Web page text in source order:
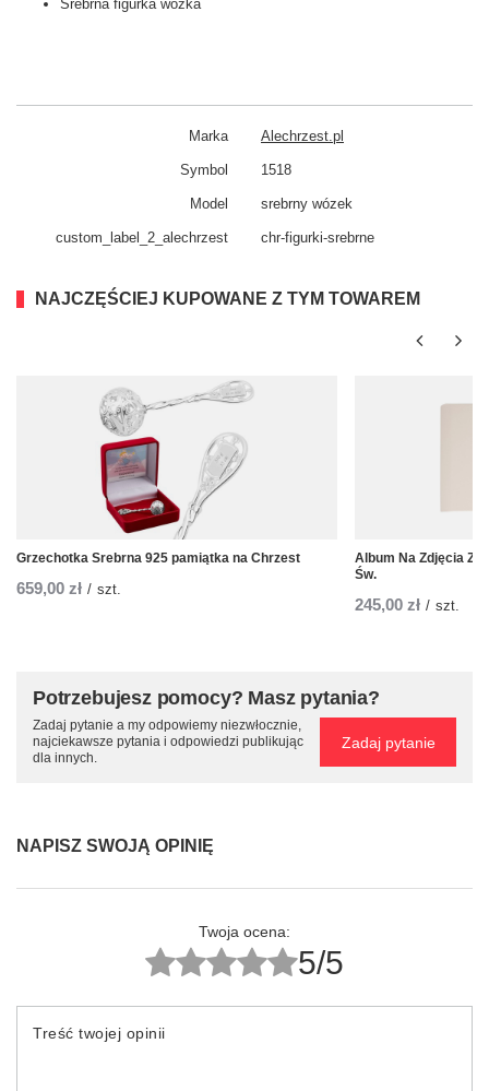
Srebrna figurka wózka
Marka Alechrzest.pl
Symbol 1518
Model srebrny wózek
custom_​label_​2_alechrzest chr-figurki-srebrne
NAJCZĘŚCIEJ KUPOWANE Z TYM TOWAREM
Grzechotka Srebrna 925 pamiątka na Chrzest
659,00 zł / szt.
Album Na Zdjęcia Z
Św.
245,00 zł / szt.
Potrzebujesz pomocy? Masz pytania?
Zadaj pytanie a my odpowiemy niezwłocznie,
najciekawsze pytania i odpowiedzi publikując
dla innych.
Zadaj pytanie
NAPISZ SWOJĄ OPINIĘ
Twoja ocena:
5/5
Treść twojej opinii